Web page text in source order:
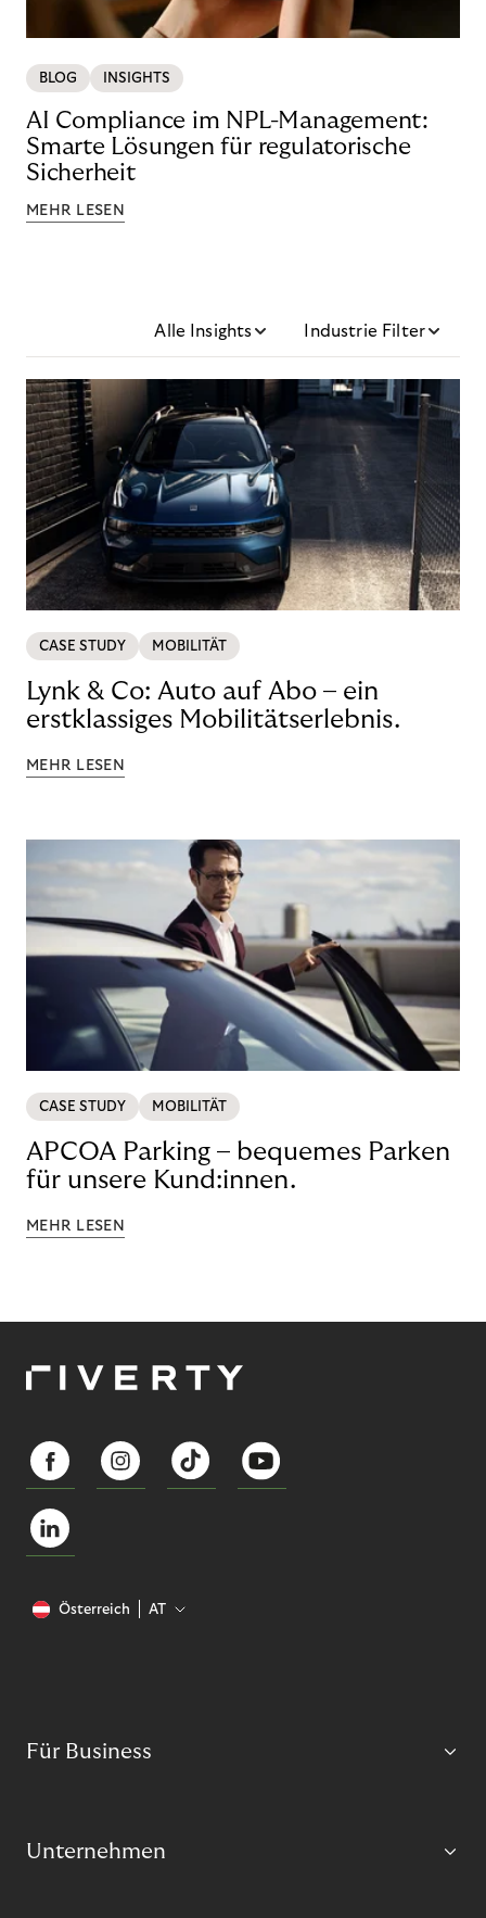
BLOG INSIGHTS
AI Compliance im NPL-Management:
Smarte Lösungen für regulatorische
Sicherheit
MEHR LESEN
Alle Insights Industrie Filter
CASE STUDY MOBILITÄT
Lynk & Co: Auto auf Abo – ein
erstklassiges Mobilitätserlebnis.
MEHR LESEN
CASE STUDY MOBILITÄT
APCOA Parking – bequemes Parken
für unsere Kund:innen.
MEHR LESEN
Österreich AT
Für Business
Unternehmen